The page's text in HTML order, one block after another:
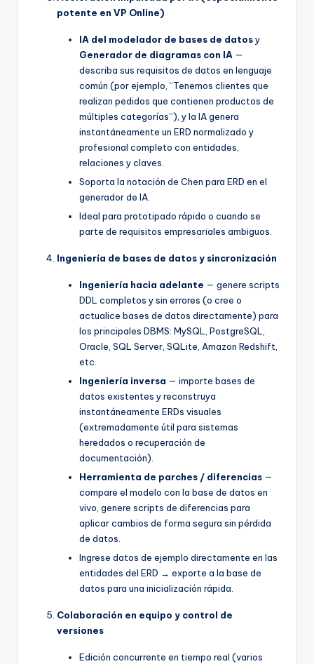
potente en VP Online)
IA del modelador de bases de datosy
Generador de diagramas con IA —
describa sus requisitos de datos en lenguaje
común (por ejemplo, “Tenemos clientes que
realizan pedidos que contienen productos de
múltiples categorías”), y la IA genera
instantáneamente un ERD normalizado y
profesional completo con entidades,
relaciones y claves.
Soporta la notación de Chen para ERD en el
generador de IA.
Ideal para prototipado rápido o cuando se
parte de requisitos empresariales ambiguos.
Ingeniería de bases de datos y sincronización
Ingeniería hacia adelante — genere scripts
DDL completos y sin errores (o cree o
actualice bases de datos directamente) para
los principales DBMS: MySQL, PostgreSQL,
Oracle, SQL Server, SQLite, Amazon Redshift,
etc.
Ingeniería inversa — importe bases de
datos existentes y reconstruya
instantáneamente ERDs visuales
(extremadamente útil para sistemas
heredados o recuperación de
documentación).
Herramienta de parches / diferencias —
compare el modelo con la base de datos en
vivo, genere scripts de diferencias para
aplicar cambios de forma segura sin pérdida
de datos.
Ingrese datos de ejemplo directamente en las
entidades del ERD → exporte a la base de
datos para una inicialización rápida.
Colaboración en equipo y control de
versiones
Edición concurrente en tiempo real (varios